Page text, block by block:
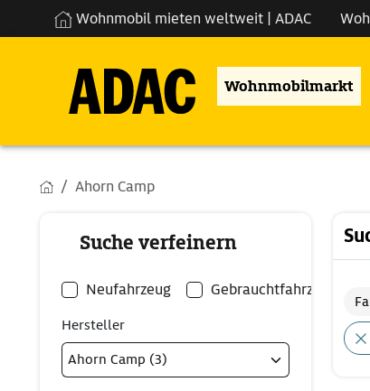
Wohnmobil mieten weltweit | ADAC
Wohnmobilmarkt
Ahorn Camp
Suche verfeinern
Neufahrzeug Gebrauchtfahrzeug
Hersteller